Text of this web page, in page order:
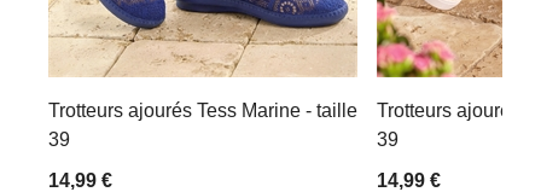
Trotteurs ajourés Tess Marine - taille
39
14,99 €
Trotteurs ajourés
39
14,99 €